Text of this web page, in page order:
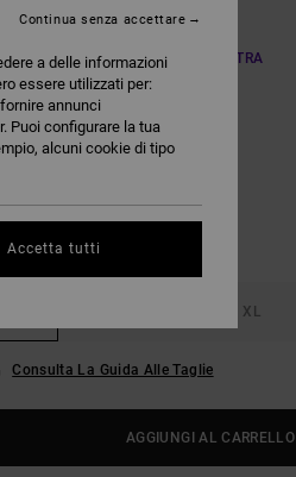
OFFERTA 25% DI SCONTO EXTRA
Black
XL
Consulta La Guida Alle Taglie
AGGIUNGI AL CARRELLO
a delle informazioni
essere utilizzati per:
annunci
Puoi configurare la tua
alcuni cookie di tipo
Continua senza accettare
Accetta tutti